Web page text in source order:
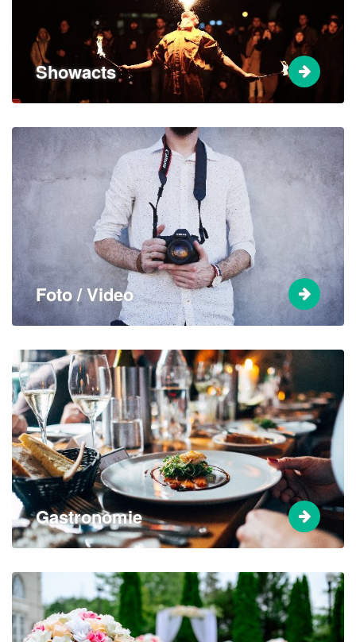
Showacts
Foto / Video
Gastronomie